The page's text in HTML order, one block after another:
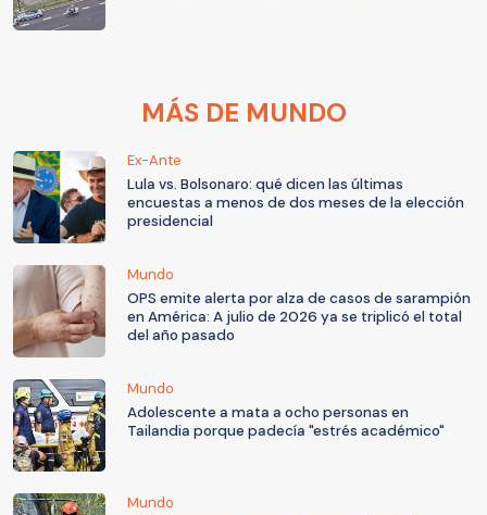
MÁS DE MUNDO
Ex-Ante
Lula vs. Bolsonaro: qué dicen las últimas
encuestas a menos de dos meses de la elección
presidencial
Mundo
OPS emite alerta por alza de casos de sarampión
en América: A julio de 2026 ya se triplicó el total
del año pasado
Mundo
Adolescente a mata a ocho personas en
Tailandia porque padecía "estrés académico"
Mundo